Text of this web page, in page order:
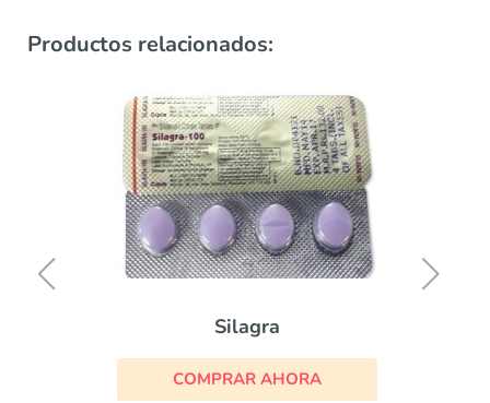
Productos relacionados:
Silagra
COMPRAR AHORA